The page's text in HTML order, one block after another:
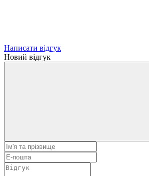
Написати відгук
Новий відгук